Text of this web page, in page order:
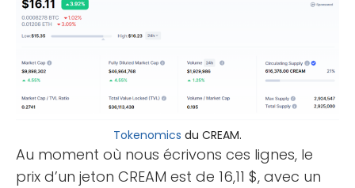
Tokenomics du CREAM.
Au moment où nous écrivons ces lignes, le
prix d’un jeton CREAM est de 16,11 $, avec un